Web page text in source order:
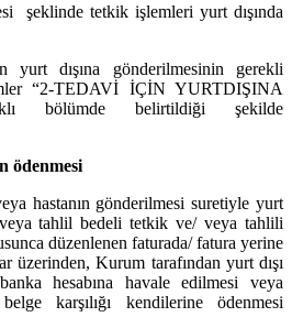
tetkik işlemleri yurt dışında
yurt dışına gönderilmesinin gerekli
“2-TEDAVİ İÇİN YURTDIŞINA
bölümde belirtildiği şekilde
ödenmesi
hastanın gönderilmesi suretiyle yurt
veya tahlil bedeli tetkik ve/ veya tahlili
düzenlenen faturada/ fatura yerine
üzerinden, Kurum tarafından yurt dışı
hesabına havale edilmesi veya
karşılığı kendilerine ödenmesi